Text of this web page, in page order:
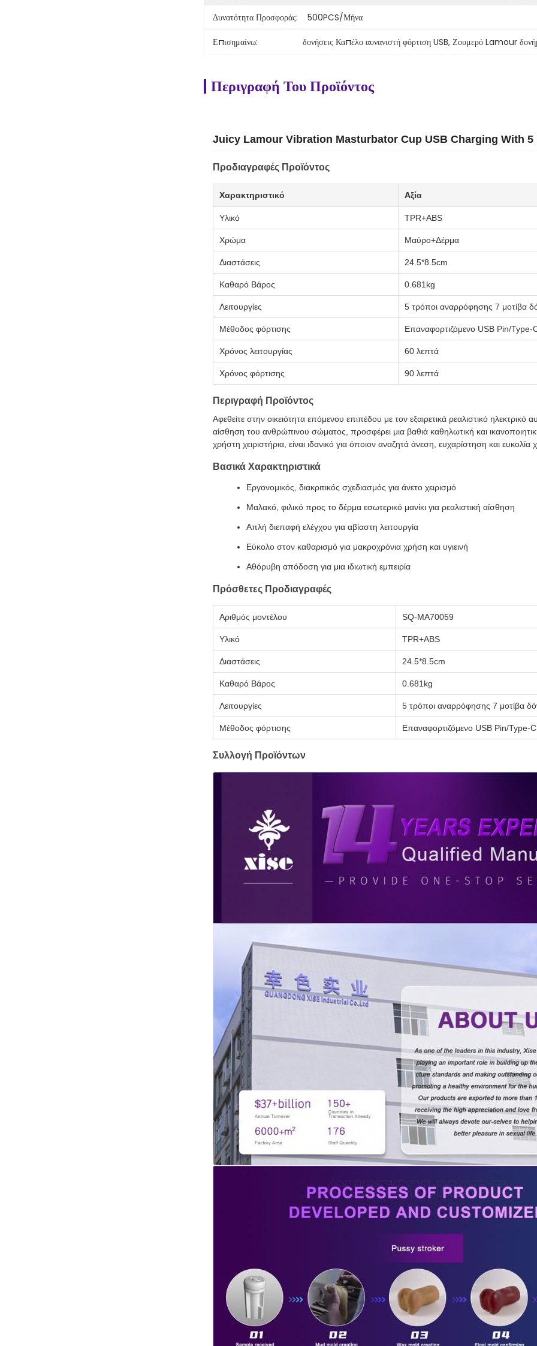
Δυνατότητα Προσφοράς:
500PCS/μήνα
Επισημαίνω: δονήσεις Καπέλο αυνανιστή φόρτιση USB, Ζουμερό Lamour
Περιγραφή Του Προϊόντος
Juicy Lamour Vibration Masturbator Cup USB Charging With
Προδιαγραφές Προϊόντος
Χαρακτηριστικό Αξία
Υλικό TPR+ABS
Χρώμα Μαύρο+Δέρμα
Διαστάσεις 24.5*8.5cm
Καθαρό Βάρος 0.681kg
Λειτουργίες 5 τρόποι αναρρόφησης 7 μοτίβα
Μέθοδος φόρτισης Επαναφορτιζόμενο USB Pin/Type-
Χρόνος λειτουργίας 60 λεπτά
Χρόνος φόρτισης 90 λεπτά
Περιγραφή Προϊόντος
Αφεθείτε στην οικειότητα επόμενου επιπέδου με τον εξαιρετικά ρεαλιστικό ηλεκτρικό
αίσθηση του ανθρώπινου σώματος, προσφέρει μια βαθιά καθηλωτική και
χρήστη χειριστήρια, είναι ιδανικό για όποιον αναζητά άνεση, ευχαρίστηση και
Βασικά Χαρακτηριστικά
Εργονομικός, διακριτικός σχεδιασμός για άνετο χειρισμό
Μαλακό, φιλικό προς το δέρμα εσωτερικό μανίκι για ρεαλιστική αίσθηση
Απλή διεπαφή ελέγχου για αβίαστη λειτουργία
Εύκολο στον καθαρισμό για μακροχρόνια χρήση και υγιεινή
Αθόρυβη απόδοση για μια ιδιωτική εμπειρία
Πρόσθετες Προδιαγραφές
Αριθμός μοντέλου SQ-MA70059
Υλικό TPR+ABS
Διαστάσεις 24.5*8.5cm
Καθαρό Βάρος 0.681kg
Λειτουργίες 5 τρόποι αναρρόφησης 7 μοτίβα
Μέθοδος φόρτισης Επαναφορτιζόμενο USB Pin/Type-C
Συλλογή Προϊόντων